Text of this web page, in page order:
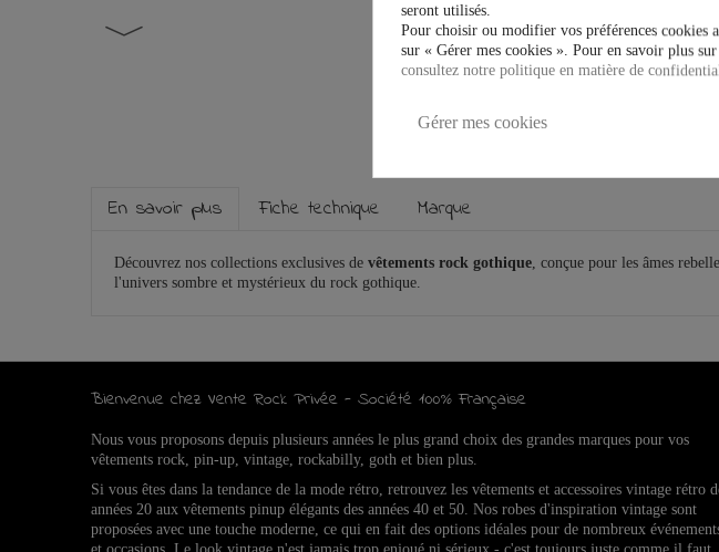
En savoir plus Fiche technique Marque
Découvrez nos collections exclusives devêtements rock gothique, conçue pour les âmes
l'univers sombre et mystérieux du rock gothique.
Bienvenue chez Vente Rock Privée - Société 100% Française
Nous vous proposons depuis plusieurs années le plus grand choix des grandes marques pour vos
vêtements rock, pin-up, vintage, rockabilly, goth et bien plus.
Si vous êtes dans la tendance de la mode rétro, retrouvez les vêtements et accessoires vintage rétro
années 20 aux vêtements pinup élégants des années 40 et 50.Nos robes d'inspiration vintage sont
proposées avec une touche moderne, ce qui en fait des options idéales pour de nombreux
seront utilisés.
Pour choisir ou modifier vos préférences cookies
sur « Gérer mes cookies ». Pour en savoir plus
consultez notre politique en matière de
Gérer mes cookies